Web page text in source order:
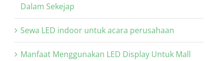
Dalam Sekejap
Sewa LED indoor untuk acara perusahaan
Manfaat Menggunakan LED Display Untuk Mall